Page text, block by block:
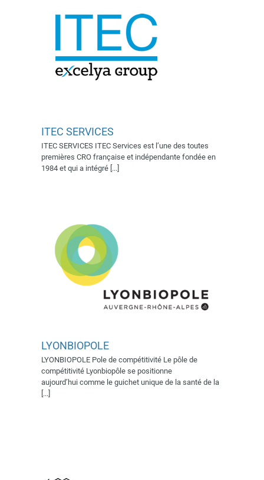
ITEC SERVICES
ITEC SERVICES ITEC Services est l’une des toutes
premières CRO française et indépendante fondée en
1984 et qui a intégré [...]
LYONBIOPOLE
En collaboration avec 2022 Exposants 2019
Partenaires 2019
LYONBIOPOLE
LYONBIOPOLE Pole de compétitivité Le pôle de
compétitivité Lyonbiopôle se positionne
aujourd’hui comme le guichet unique de la santé de la
[...]
NOVAXIA
Exposant 2022 Village AFSSI